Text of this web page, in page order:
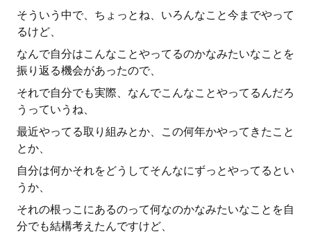
そういう中で、ちょっとね、いろんなこと今までやって
るけど、
なんで自分はこんなことやってるのかなみたいなことを
振り返る機会があったので、
それで自分でも実際、なんでこんなことやってるんだろ
うっていうね、
最近やってる取り組みとか、この何年かやってきたこと
とか、
自分は何かそれをどうしてそんなにずっとやってるとい
うか、
それの根っこにあるのって何なのかなみたいなことを自
分でも結構考えたんですけど、